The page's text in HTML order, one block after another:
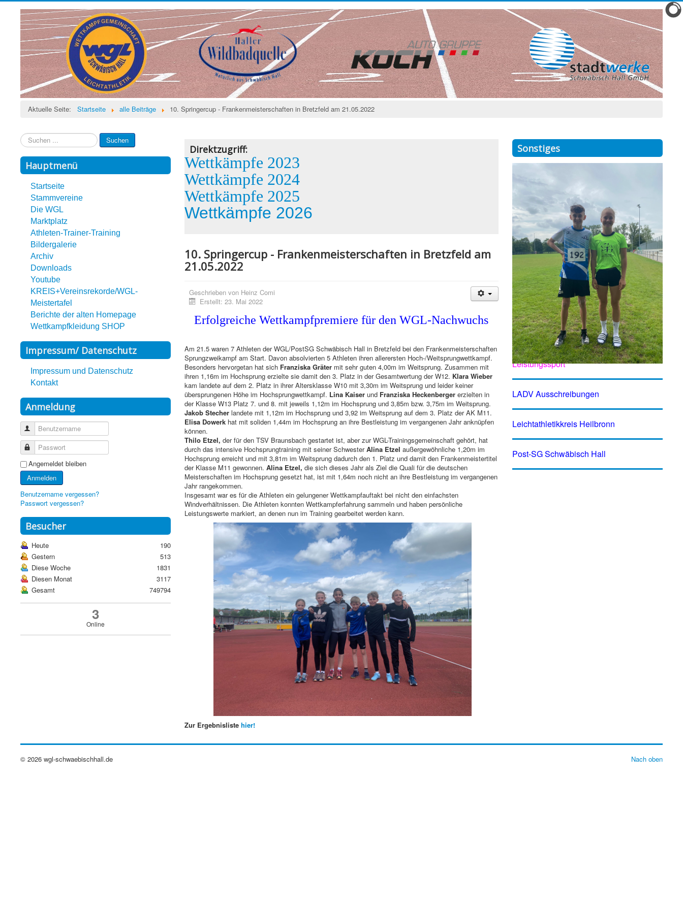
Aktuelle Seite: Startseite alle Beiträge 10. Springercup - Frankenmeisterschaften in Bretzfeld am 21.05.2022
Suchen
...
Suchen
Hauptmenü
Startseite
Stammvereine
Die WGL
Marktplatz
Athleten-Trainer-Training
Bildergalerie
Archiv
Downloads
Youtube
KREIS+Vereinsrekorde/WGL-
Meistertafel
Berichte der alten Homepage
Wettkampfkleidung SHOP
Impressum/ Datenschutz
Impressum und Datenschutz
Kontakt
Anmeldung
Benutzername
Passwort
Angemeldet bleiben
Anmelden
Benutzername vergessen?
Passwort vergessen?
Besucher
Heute
190
Gestern
513
Diese Woche
1831
Diesen Monat
3117
Gesamt
749794
3
Online
Direktzugriff:
Wettkämpfe 2023
Wettkämpfe 2024
Wettkämpfe 2025
Wettkämpfe 2026
10. Springercup - Frankenmeisterschaften in Bretzfeld am
21.05.2022
Geschrieben von Heinz Comi
Erstellt: 23. Mai 2022
Erfolgreiche Wettkampfpremiere für den WGL-Nachwuchs
Am 21.5 waren 7 Athleten der WGL/PostSG Schwäbisch Hall in Bretzfeld bei den Frankenmeisterschaften
Sprungzweikampf am Start. Davon absolvierten 5 Athleten ihren allerersten Hoch-/Weitsprungwettkampf.
Besonders hervorgetan hat sich Franziska Grätermit sehr guten 4,00m im Weitsprung. Zusammen mit
ihren 1,16m im Hochsprung erzielte sie damit den 3. Platz in der Gesamtwertung der W12. Klara Wieber
kam landete auf dem 2. Platz in ihrer Altersklasse W10 mit 3,30m im Weitsprung und leider keiner
übersprungenen Höhe im Hochsprungwettkampf. Lina Kaiserund Franziska Heckenbergererzielten in
der Klasse W13 Platz 7. und 8. mit jeweils 1,12m im Hochsprung und 3,85m bzw. 3,75m im Weitsprung.
Jakob Stecherlandete mit 1,12m im Hochsprung und 3,92 im Weitsprung auf dem 3. Platz der AK M11.
Elisa Dowerkhat mit soliden 1,44m im Hochsprung an ihre Bestleistung im vergangenen Jahr anknüpfen
können.
Thilo Etzel, der für den TSV Braunsbach gestartet ist, aber zur WGL-Trainingsgemeinschaft gehört, hat
durch das intensive Hochsprungtraining mit seiner SchwesterAlina Etzel außergewöhnliche 1,20m im
Hochsprung erreicht und mit 3,81m im Weitsprung dadurch den 1. Platz und damit den Frankenmeistertitel
der Klasse M11 gewonnen. Alina Etzel, die sich dieses Jahr als Ziel die Quali für die deutschen
Meisterschaften im Hochsprung gesetzt hat, ist mit 1,64m noch nicht an ihre Bestleistung im vergangenen
Jahr rangekommen.
Insgesamt war es für die Athleten ein gelungener Wettkampfauftakt bei nicht den einfachsten
Windverhältnissen. Die Athleten konnten Wettkampferfahrung sammeln und haben persönliche
Leistungswerte markiert, an denen nun im Training gearbeitet werden kann.
Zur Ergebnislistehier!
Sonstiges
Fortbildung Wettkampf- und
Leistungssport
LADV Ausschreibungen
Leichtathletikkreis Heilbronn
Post-SG Schwäbisch Hall
Nach oben
© 2026 wgl-schwaebischhall.de